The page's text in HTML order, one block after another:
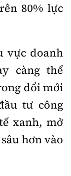
có sự
80% lực
vực doanh
càng thể
đổi mới
tư công
xanh, mở
hơn vào